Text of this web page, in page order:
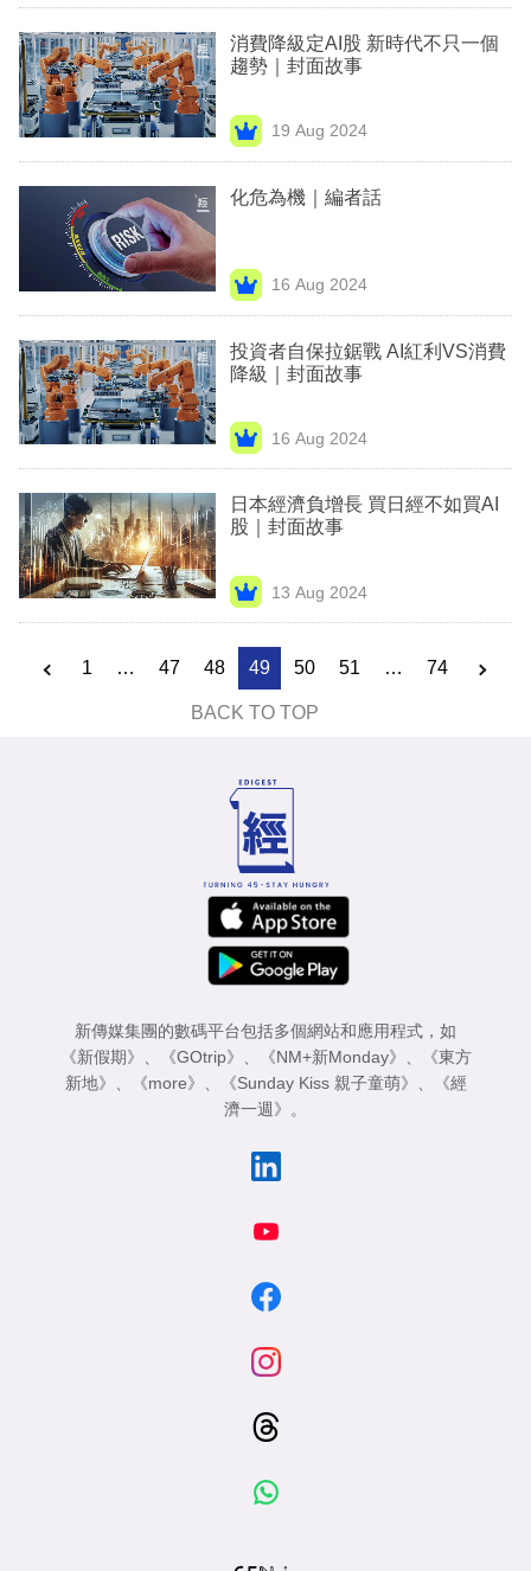
區
消費降級定AI股 新時代不只一個
趨勢｜封面故事
19 Aug 2024
化危為機｜編者話
16 Aug 2024
投資者自保拉鋸戰 AI紅利VS消費
降級｜封面故事
16 Aug 2024
日本經濟負增長 買日經不如買AI
股｜封面故事
13 Aug 2024
1 … 47 48 49 50 51 … 74
BACK TO TOP
新傳媒集團的數碼平台包括多個網站和應用程式，如
《新假期》 、 《GOtrip》 、 《NM+新Monday》 、
《東方
新地》 、 《more》 、 《Sunday Kiss 親子童萌》 、
《經
濟一週》 。